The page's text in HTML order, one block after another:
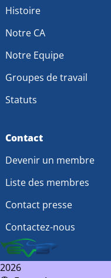
Histoire
Notre CA
Notre Equipe
Groupes de travail
Statuts
Contact
Devenir un membre
Liste des membres
Contact presse
Contactez-nous
2026